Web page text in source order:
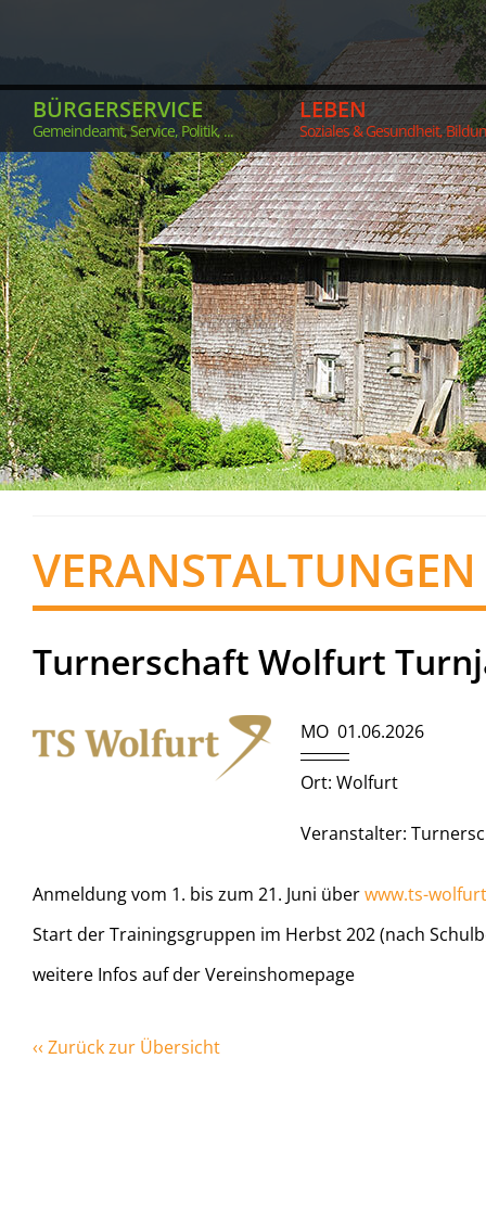
BÜRGERSERVICE
Gemeindeamt, Service, Politik, ...
LEBEN
Soziales & Gesundheit,
VERANSTALTUNGEN
Turnerschaft Wolfurt
MO 01.06.2026
Ort: Wolfurt
Veranstalter:
Anmeldung vom 1. bis zum 21. Juni überwww.ts-
Start der Trainingsgruppen im Herbst 202 (nach
weitere Infos auf der Vereinshomepage
‹‹ Zurück zur Übersicht